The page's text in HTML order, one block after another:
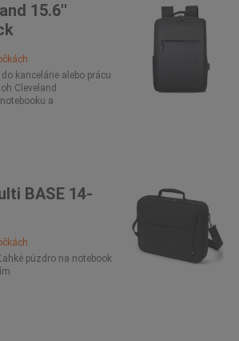
15.6''
kancelárie alebo prácu
Cleveland
a
BASE 14-
púzdro na notebook